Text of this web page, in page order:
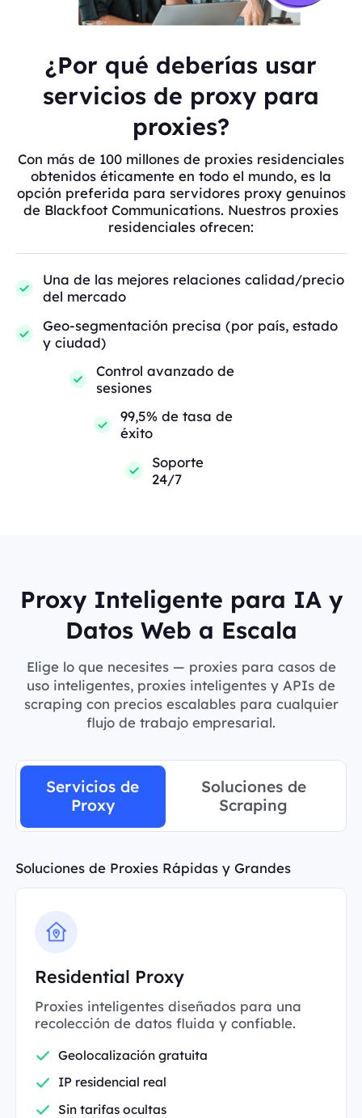
¿Por qué deberías usar
servicios de proxy para
proxies?
Con más de 100 millones de proxies residenciales
obtenidos éticamente en todo el mundo, es la
opción preferida para servidores proxy genuinos
de Blackfoot Communications. Nuestros proxies
residenciales ofrecen:
Una de las mejores relaciones calidad/precio
del mercado
Geo-segmentación precisa (por país, estado
y ciudad)
Control avanzado de
sesiones
99,5% de tasa de
éxito
Soporte
24/7
Proxy Inteligente para IA y
Datos Web a Escala
Elige lo que necesites — proxies para casos de
uso inteligentes, proxies inteligentes y APIs de
scraping con precios escalables para cualquier
flujo de trabajo empresarial.
Servicios de
Proxy
Soluciones de
Scraping
Soluciones de Proxies Rápidas y Grandes
Residential Proxy
Proxies inteligentes diseñados para una
recolección de datos fluida y confiable.
Geolocalización gratuita
IP residencial real
Sin tarifas ocultas